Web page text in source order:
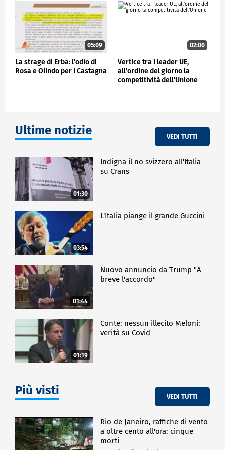
Italia.
ECONOMIA
05:09
La strage di Erba: l'odio di
Rosa e Olindo per i Castagna
02:00
Vertice tra i leader UE,
all'ordine del giorno la
competitività dell'Unione
Ultime notizie VEDI TUTTI
01:30
Indigna il no svizzero all'Italia
su Crans
03:54
L'Italia piange il grande Guccini
01:44
Nuovo annuncio da Trump "A
breve l'accordo"
01:19
Conte: nessun illecito Meloni:
verità su Covid
Più visti VEDI TUTTI
Rio de Janeiro, raffiche di vento
a oltre cento all'ora: cinque
morti